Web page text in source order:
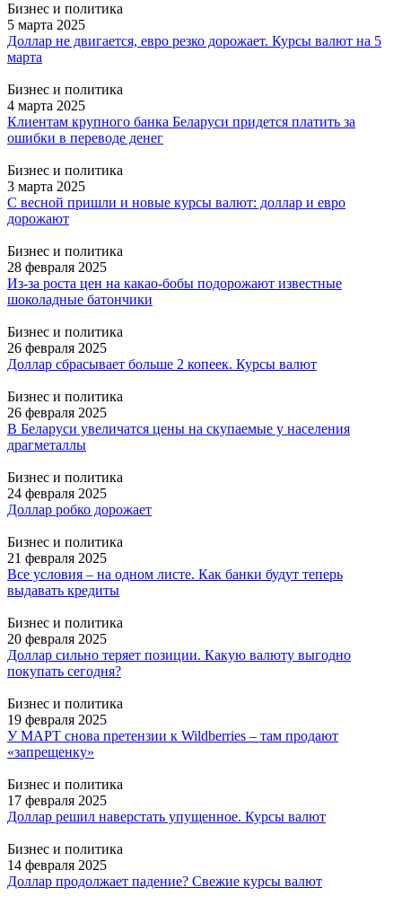
Бизнес и политика
5 марта 2025
Доллар не двигается, евро резко дорожает. Курсы валют на 5
марта
Бизнес и политика
4 марта 2025
Клиентам крупного банка Беларуси придется платить за
ошибки в переводе денег
Бизнес и политика
3 марта 2025
С весной пришли и новые курсы валют: доллар и евро
дорожают
Бизнес и политика
28 февраля 2025
Из-за роста цен на какао-бобы подорожают известные
шоколадные батончики
Бизнес и политика
26 февраля 2025
Доллар сбрасывает больше 2 копеек. Курсы валют
Бизнес и политика
26 февраля 2025
В Беларуси увеличатся цены на скупаемые у населения
драгметаллы
Бизнес и политика
24 февраля 2025
Доллар робко дорожает
Бизнес и политика
21 февраля 2025
Все условия – на одном листе. Как банки будут теперь
выдавать кредиты
Бизнес и политика
20 февраля 2025
Доллар сильно теряет позиции. Какую валюту выгодно
покупать сегодня?
Бизнес и политика
19 февраля 2025
У МАРТ снова претензии к Wildberries – там продают
«запрещенку»
Бизнес и политика
17 февраля 2025
Доллар решил наверстать упущенное. Курсы валют
Бизнес и политика
14 февраля 2025
Доллар продолжает падение? Свежие курсы валют